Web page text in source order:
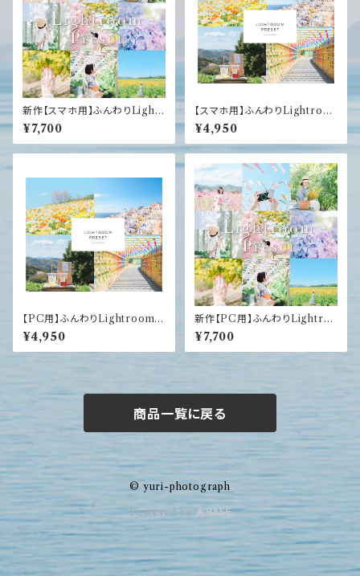
新作【スマホ用】ふんわりLightr
oomプリセット3つセット【brillia
nt】
¥7,700
【スマホ用】ふんわりLightroo
mプリセット4つセット
¥4,950
【PC用】ふんわりLightroomプ
リセット4つセット
¥4,950
新作【PC用】ふんわりLightro
omプリセット3つセット【brillian
t】
¥7,700
商品一覧に戻る
© yuri-photograph
Powered by